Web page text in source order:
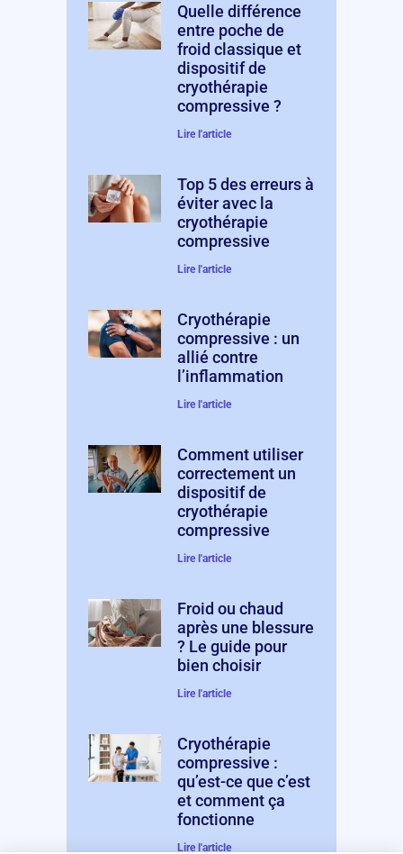
Quelle différence
entre poche de
froid classique et
dispositif de
cryothérapie
compressive ?
Lire l'article
Top 5 des erreurs à
éviter avec la
cryothérapie
compressive
Lire l'article
Cryothérapie
compressive : un
allié contre
l’inflammation
Lire l'article
Comment utiliser
correctement un
dispositif de
cryothérapie
compressive
Lire l'article
Froid ou chaud
après une blessure
? Le guide pour
bien choisir
Lire l'article
Cryothérapie
compressive :
qu’est-ce que c’est
et comment ça
fonctionne
Lire l'article